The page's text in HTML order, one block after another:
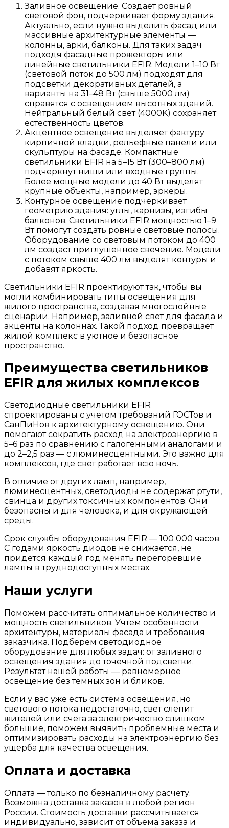
Заливное освещение. Создает ровный
световой фон, подчеркивает форму здания.
Актуально, если нужно выделить фасад или
массивные архитектурные элементы —
колонны, арки, балконы. Для таких задач
подходя фасадные прожекторы или
линейные светильники EFIR. Модели 1–10 Вт
(световой поток до 500 лм) подходят для
подсветки декоративных деталей, а
варианты на 31–48 Вт (свыше 5000 лм)
справятся с освещением высотных зданий.
Нейтральный белый свет (4000K) сохраняет
естественность цветов.
Акцентное освещение выделяет фактуру
кирпичной кладки, рельефные панели или
скульптуры на фасаде. Компактные
светильники EFIR на 5–15 Вт (300–800 лм)
подчеркнут ниши или входные группы.
Более мощные модели до 40 Вт выделят
крупные объекты, например, эркеры.
Контурное освещение подчеркивает
геометрию здания: углы, карнизы, изгибы
балконов. Светильники EFIR мощностью 1–9
Вт помогут создать ровные световые полосы.
Оборудование со световым потоком до 400
лм создаст приглушенное свечение. Модели
с потоком свыше 400 лм выделят контуры и
добавят яркость.
Светильники EFIR проектируют так, чтобы вы
могли комбинировать типы освещения для
жилого пространства, создавая многослойные
сценарии. Например, заливной свет для фасада и
акценты на колоннах. Такой подход превращает
жилой комплекс в уютное и безопасное
пространство.
Преимущества светильников
EFIR для жилых комплексов
Светодиодные светильники EFIR
спроектированы с учетом требований ГОСТов и
СанПиНов к архитектурному освещению. Они
помогают сократить расход на электроэнергию в
5–6 раз по сравнению с галогенными аналогами и
до 2–2,5 раз — с люминесцентными. Это важно для
комплексов, где свет работает всю ночь.
В отличие от других ламп, например,
люминесцентных, светодиоды не содержат ртути,
свинца и других токсичных компонентов. Они
безопасны и для человека, и для окружающей
среды.
Срок службы оборудования EFIR — 100 000 часов.
С годами яркость диодов не снижается, не
придется каждый год менять перегоревшие
лампы в труднодоступных местах.
Наши услуги
Поможем рассчитать оптимальное количество и
мощность светильников. Учтем особенности
архитектуры, материалы фасада и требования
заказчика. Подберем светодиодное
оборудование для любых задач: от заливного
освещения здания до точечной подсветки.
Результат нашей работы — равномерное
освещение без темных зон и бликов.
Если у вас уже есть система освещения, но
светового потока недостаточно, свет слепит
жителей или счета за электричество слишком
большие, поможем выявить проблемные места и
оптимизировать расходы на электроэнергию без
ущерба для качества освещения.
Оплата и доставка
Оплата — только по безналичному расчету.
Возможна доставка заказов в любой регион
России. Стоимость доставки рассчитывается
индивидуально, зависит от объема заказа и